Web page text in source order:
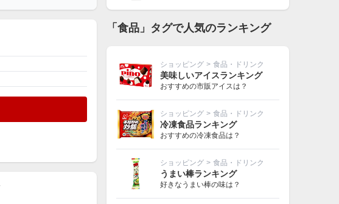
「食品」タグで人気のランキング
ショッピング > 食品・ドリンク
美味しいアイスランキング
おすすめの市販アイスは？
ショッピング > 食品・ドリンク
冷凍食品ランキング
おすすめの冷凍食品は？
ショッピング > 食品・ドリンク
うまい棒ランキング
好きなうまい棒の味は？